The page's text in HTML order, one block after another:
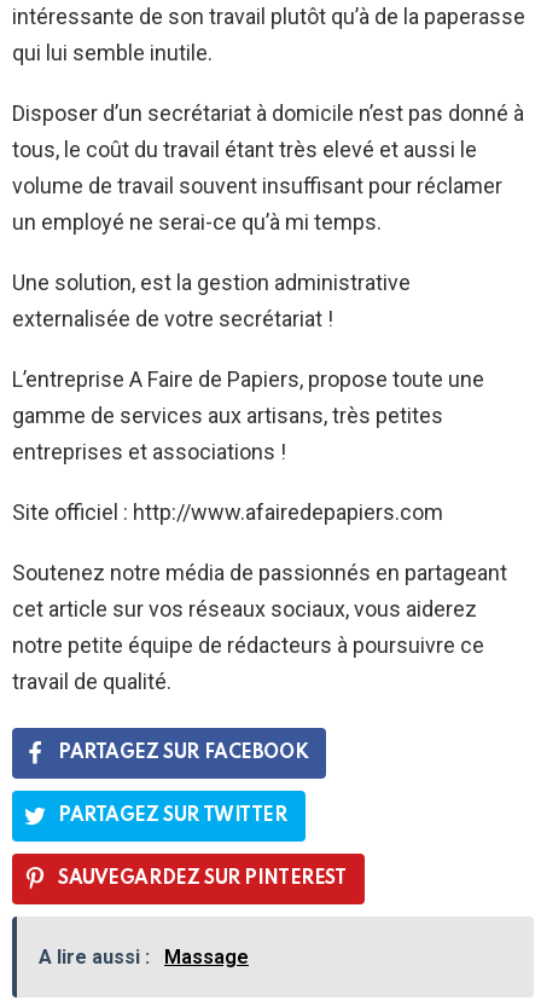
intéressante de son travail plutôt qu’à de la paperasse
qui lui semble inutile.
Disposer d’un secrétariat à domicile n’est pas donné à
tous, le coût du travail étant très elevé et aussi le
volume de travail souvent insuffisant pour réclamer
un employé ne serai-ce qu’à mi temps.
Une solution, est la gestion administrative
externalisée de votre secrétariat !
L’entreprise A Faire de Papiers, propose toute une
gamme de services aux artisans, très petites
entreprises et associations !
Site officiel : http://www.afairedepapiers.com
Soutenez notre média de passionnés en partageant
cet article sur vos réseaux sociaux, vous aiderez
notre petite équipe de rédacteurs à poursuivre ce
travail de qualité.
PARTAGEZ SUR FACEBOOK
PARTAGEZ SUR TWITTER
SAUVEGARDEZ SUR PINTEREST
A lire aussi : Massage